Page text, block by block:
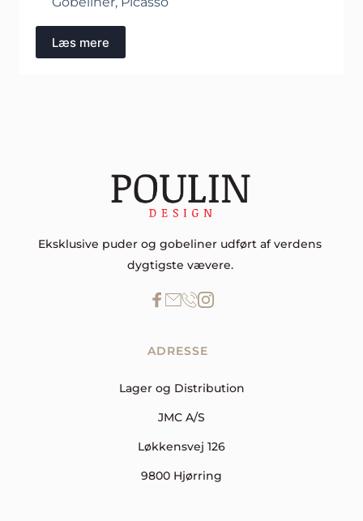
Læs mere
Eksklusive puder og gobeliner udført af verdens
dygtigste vævere.
ADRESSE
Lager og Distribution
JMC A/S
Løkkensvej 126
9800 Hjørring